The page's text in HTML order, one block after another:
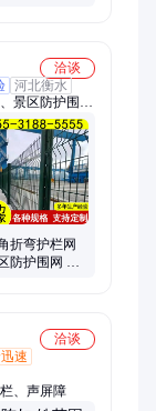
洽谈
河北衡水
景区防护围
网围栏、桃形
桃型柱护栏、
钢铁艺护栏、
离防护栏杆、
网
折弯护栏网
防护围网 桃
洽谈
速
、声屏障